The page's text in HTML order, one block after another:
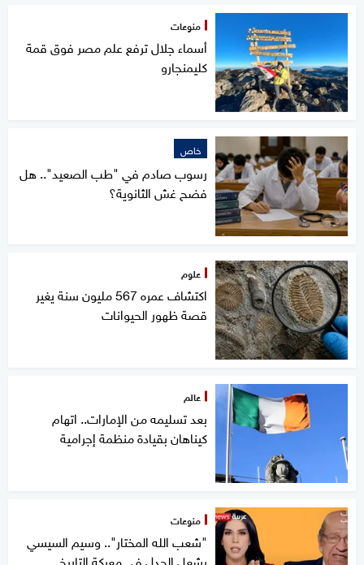
منوعات
أسماء جلال ترفع علم مصر فوق قمة
كليمنجارو
خاص
رسوب صادم في "طب الصعيد".. هل
فضح غش الثانوية؟
علوم
اكتشاف عمره 567 مليون سنة يغير
قصة ظهور الحيوانات
عالم
بعد تسليمه من الإمارات.. اتهام
كيناهان بقيادة منظمة إجرامية
منوعات
"شعب الله المختار".. وسيم السيسي
يشعل الجدل في معركة التاريخ